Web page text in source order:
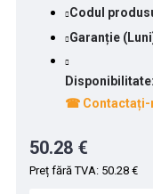
Codul
Garanție
Disponibilitate:
☎ Contactați-
50.28 €
Preț fără TVA: 50.28 €